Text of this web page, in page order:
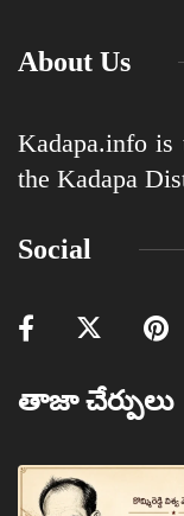
About Us
Kadapa.info is
the Kadapa
Social
తాజా చేర్పులు